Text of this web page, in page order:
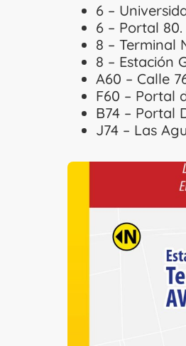
6 –
6 – Portal 80.
8 – Terminal
8 – Estación
A60 – Calle
F60 – Portal
B74 – Portal
J74 – Las